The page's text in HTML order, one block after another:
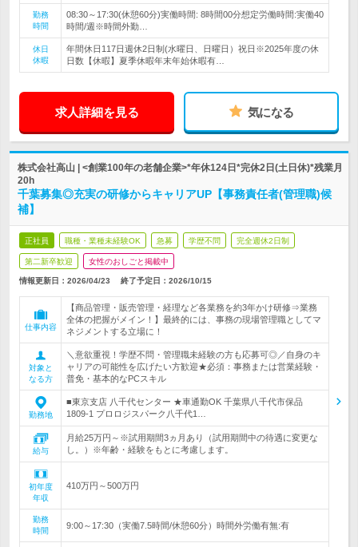
勤務
時間
08:30～17:30(休憩60分)実働時間: 8時間00分想定労働時間:実働40
時間/週※時間外勤…
休日
休暇
年間休日117日週休2日制(水曜日、日曜日）祝日※2025年度の休
日数【休暇】夏季休暇年末年始休暇有…
求人詳細を見る 気になる
株式会社高山 | <創業100年の老舗企業>*年休124日*完休2日(土日休)*残業月
20h
千葉募集◎充実の研修からキャリアUP【事務責任者(管理職)候
補】
正社員 職種・業種未経験OK 急募 学歴不問 完全週休2日制
第二新卒歓迎 女性のおしごと掲載中
情報更新日：2026/04/23 終了予定日： 2026/10/15
仕事内容
【商品管理・販売管理・経理など各業務を約3年かけ研修⇒業務
全体の把握がメイン！】最終的には、事務の現場管理職としてマ
ネジメントする立場に！
対象と
なる方
＼意欲重視！学歴不問・管理職未経験の方も応募可◎／自身のキ
ャリアの可能性を広げたい方歓迎★必須：事務または営業経験・
普免・基本的なPCスキル
勤務地
■東京支店 八千代センター ★車通勤OK 千葉県八千代市保品
1809‐1 プロロジスパーク八千代1…
給与
月給25万円～※試用期間3ヵ月あり（試用期間中の待遇に変更な
し。）※年齢・経験をもとに考慮します。
初年度
年収
410万円～500万円
勤務
時間
9:00～17:30（実働7.5時間/休憩60分）時間外労働有無:有